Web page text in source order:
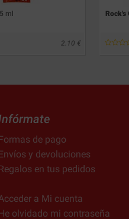
ml
2.10
Rock's
de pago
y devoluciones
en tus pedidos
a Mi cuenta
olvidado mi contraseña